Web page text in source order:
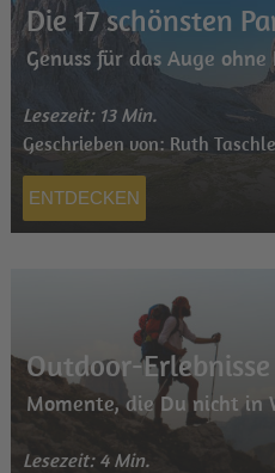
Die 17 schönsten
Genuss für das Auge ohne
Lesezeit: 13 Min.
Geschrieben von: Ruth
ENTDECKEN
Outdoor-
Momente, die Du nicht in
Lesezeit: 4 Min.